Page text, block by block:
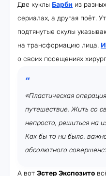
Две куклы Барби из
сериалах, а другая поёт.
подтянутые скулы
на трансформацию лица.
о своих посещениях
«Пластическая
путешествие. Жить со
непросто, решиться на
Как бы то ни было,
абсолютного
А вот Эстер Экспозито